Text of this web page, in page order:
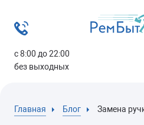
с 8:00 до 22:00
без выходных
Главная Блог Замена